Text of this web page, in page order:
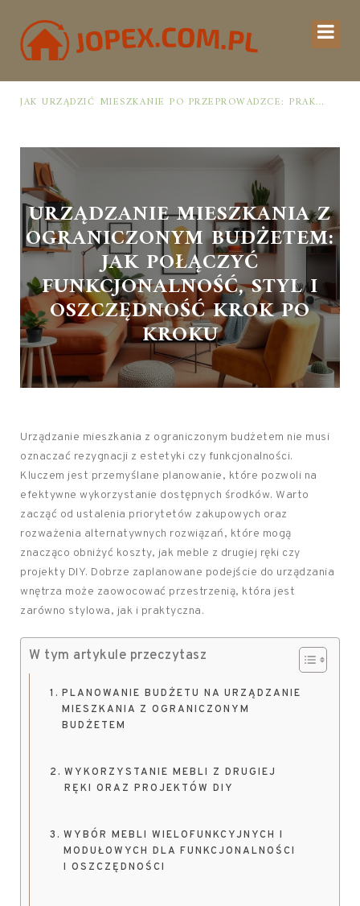
JAK URZĄDZIĆ MIESZKANIE PO PRZEPROWADZCE: PRAKTYCZNY PLAN OD ROZPAKOWANIA DO PRZYTULNEJ PRZESTRZENI
URZĄDZANIE MIESZKANIA Z
OGRANICZONYM BUDŻETEM:
JAK POŁĄCZYĆ
FUNKCJONALNOŚĆ, STYL I
OSZCZĘDNOŚĆ KROK PO
KROKU
Urządzanie mieszkania z ograniczonym budżetem nie musi
oznaczać rezygnacji z estetyki czy funkcjonalności.
Kluczem jest przemyślane planowanie, które pozwoli na
efektywne wykorzystanie dostępnych środków. Warto
zacząć od ustalenia priorytetów zakupowych oraz
rozważenia alternatywnych rozwiązań, które mogą
znacząco obniżyć koszty, jak meble z drugiej ręki czy
projekty DIY. Dobrze zaplanowane podejście do urządzania
wnętrza może zaowocować przestrzenią, która jest
zarówno stylowa, jak i praktyczna.
W tym artykule przeczytasz
PLANOWANIE BUDŻETU NA URZĄDZANIE
MIESZKANIA Z OGRANICZONYM
BUDŻETEM
WYKORZYSTANIE MEBLI Z DRUGIEJ
RĘKI ORAZ PROJEKTÓW DIY
WYBÓR MEBLI WIELOFUNKCYJNYCH I
MODUŁOWYCH DLA FUNKCJONALNOŚCI
I OSZCZĘDNOŚCI